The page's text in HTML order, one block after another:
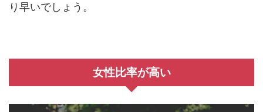
り早いでしょう。
女性比率が高い